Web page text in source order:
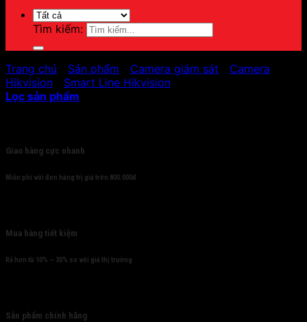
Tìm kiếm:
Trang chủ Sản phẩm Camera giám sát
Camera
Hikvision
Smart Line Hikvision
Lọc sản phẩm
Giao hàng cực nhanh
Miễn phí với đơn hàng trị giá trên 800.000đ
Mua hàng tiết kiệm
Rẻ hơn từ 10% – 30% so với giá thị trường
Sản phẩm chính hãng